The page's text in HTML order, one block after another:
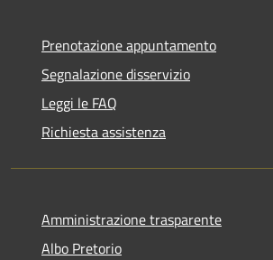
Prenotazione appuntamento
Segnalazione disservizio
Leggi le FAQ
Richiesta assistenza
Amministrazione trasparente
Albo Pretorio